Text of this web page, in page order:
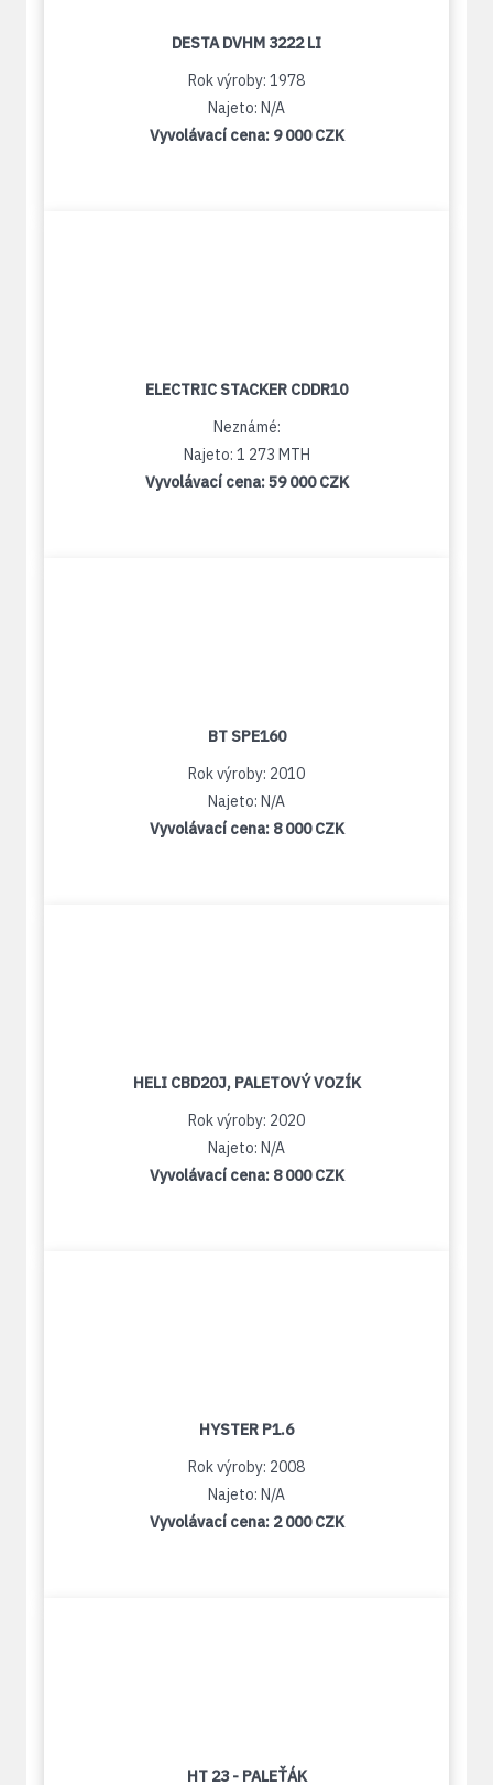
DESTA DVHM 3222 LI
Rok výroby: 1978
Najeto: N/A
Vyvolávací cena: 9 000 CZK
ELECTRIC STACKER CDDR10
Neznámé:
Najeto: 1 273 MTH
Vyvolávací cena:59 000 CZK
BT SPE160
Rok výroby: 2010
Najeto: N/A
Vyvolávací cena: 8 000 CZK
HELI CBD20J, PALETOVÝ VOZÍK
Rok výroby: 2020
Najeto: N/A
Vyvolávací cena: 8 000 CZK
HYSTER P1.6
Rok výroby: 2008
Najeto: N/A
Vyvolávací cena: 2 000 CZK
HT 23 - PALEŤÁK